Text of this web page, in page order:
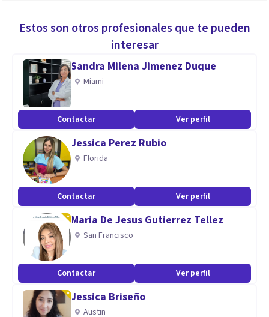
Estos son otros profesionales que te pueden
interesar
Sandra Milena Jimenez Duque
Miami
Contactar Ver perfil
Jessica Perez Rubio
Florida
Contactar Ver perfil
Maria De Jesus Gutierrez Tellez
San Francisco
Contactar Ver perfil
Jessica Briseño
Austin